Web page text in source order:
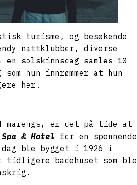
turisme, og besøkende
nattklubber, diverse
solskinnsdag samles 10
hun innrømmer at hun
her.
marengs, er det på tide at
Spa & Hotel for en spennende
ble bygget i 1926 i
badehuset som ble